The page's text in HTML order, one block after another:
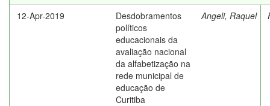
12-Apr-2019
Desdobramentos
políticos
educacionais da
avaliação nacional
da alfabetização na
rede municipal de
educação de
Curitiba
Angeli, Raquel